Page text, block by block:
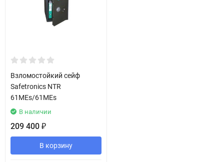
Взломостойкий сейф
Safetronics NTR
61MEs/61MEs
В наличии
209 400 ₽
В корзину